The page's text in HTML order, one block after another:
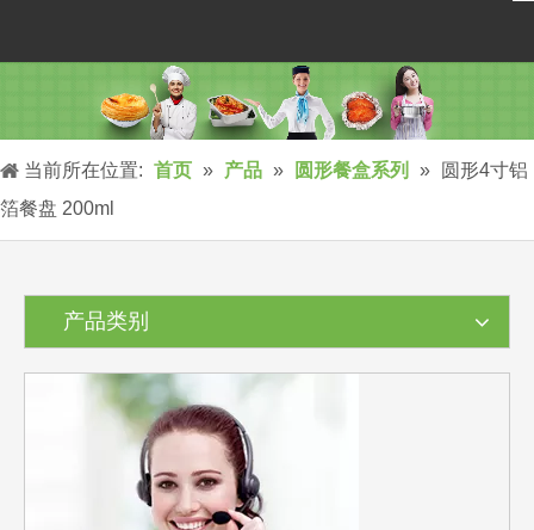
当前所在位置: 首页 » 产品 » 圆形餐盒系列 »
圆形4寸铝
箔餐盘 200ml
产品类别